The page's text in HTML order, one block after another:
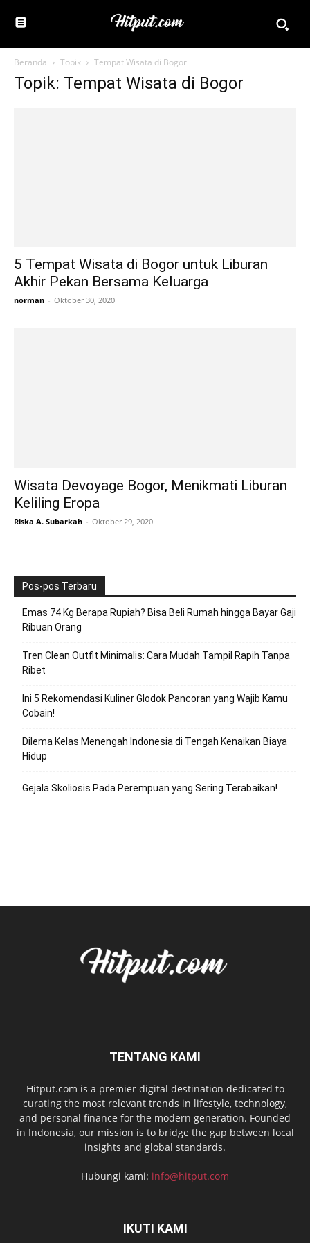
Beranda Topik Tempat Wisata di Bogor
Topik: Tempat Wisata di Bogor
5 Tempat Wisata di Bogor untuk Liburan
Akhir Pekan Bersama Keluarga
norman - Oktober 30, 2020
Wisata Devoyage Bogor, Menikmati Liburan
Keliling Eropa
Riska A. Subarkah - Oktober 29, 2020
Pos-pos Terbaru
Emas 74 Kg Berapa Rupiah? Bisa Beli Rumah hingga Bayar Gaji
Ribuan Orang
Tren Clean Outfit Minimalis: Cara Mudah Tampil Rapih Tanpa
Ribet
Ini 5 Rekomendasi Kuliner Glodok Pancoran yang Wajib Kamu
Cobain!
Dilema Kelas Menengah Indonesia di Tengah Kenaikan Biaya
Hidup
Gejala Skoliosis Pada Perempuan yang Sering Terabaikan!
TENTANG KAMI
Hitput.com is a premier digital destination dedicated to
curating the most relevant trends in lifestyle, technology,
and personal finance for the modern generation. Founded
in Indonesia, our mission is to bridge the gap between local
insights and global standards.
Hubungi kami: info@hitput.com
IKUTI KAMI